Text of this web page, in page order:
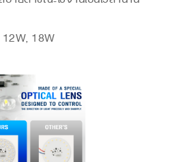
18W